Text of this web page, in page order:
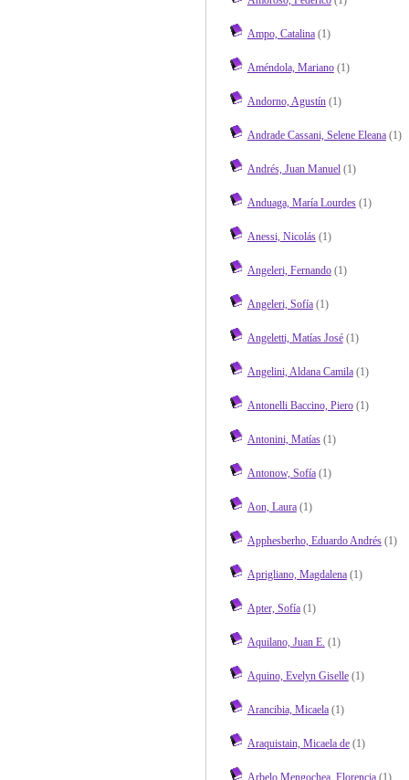
Ampo, Catalina(1)
Améndola, Mariano(1)
Andorno, Agustín(1)
Andrade Cassani, Selene Eleana(1)
Andrés, Juan Manuel(1)
Anduaga, María Lourdes(1)
Anessi, Nicolás(1)
Angeleri, Fernando(1)
Angeleri, Sofía(1)
Angeletti, Matías José(1)
Angelini, Aldana Camila(1)
Antonelli Baccino, Piero(1)
Antonini, Matías(1)
Antonow, Sofía(1)
Aon, Laura(1)
Apphesberho, Eduardo Andrés(1)
Aprigliano, Magdalena(1)
Apter, Sofía(1)
Aquilano, Juan E. (1)
Aquino, Evelyn Giselle(1)
Arancibia, Micaela(1)
Araquistain, Micaela de(1)
Arbelo Mengochea, Florencia(1)